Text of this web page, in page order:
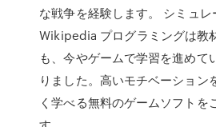
な戦争を経験します。 シミュレ
Wikipedia プログラミングは教
も、今やゲームで学習を進めて
りました。高いモチベーション
く学べる無料のゲームソフトを